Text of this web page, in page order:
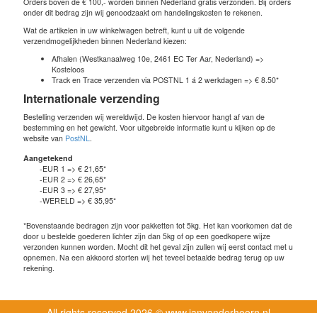
onder dit bedrag zijn wij genoodzaakt om handelingskosten te rekenen.
Wat de artikelen in uw winkelwagen betreft, kunt u uit de volgende
verzendmogelijkheden binnen Nederland kiezen:
Afhalen (Westkanaalweg 10e, 2461 EC Ter Aar, Nederland) =>
Kosteloos
Track en Trace verzenden via POSTNL 1 á 2 werkdagen => € 8.50*
Internationale verzending
Bestelling verzenden wij wereldwijd. De kosten hiervoor hangt af van de
bestemming en het gewicht. Voor uitgebreide informatie kunt u kijken op de
website van PostNL
Aangetekend
-EUR 1 => € 21,65*
-EUR 2 => € 26,65*
-EUR 3 => € 27,95*
-WERELD => € 35,95*
*Bovenstaande bedragen zijn voor pakketten tot 5kg. Het kan voorkomen dat de
door u bestelde goederen lichter zijn dan 5kg of op een goedkopere wijze
verzonden kunnen worden. Mocht dit het geval zijn zullen wij eerst contact met u
opnemen. Na een akkoord storten wij het teveel betaalde bedrag terug op uw
rekening.